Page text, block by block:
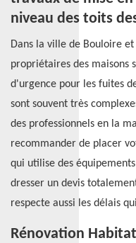
niveau des toits
Dans la ville de Bouloire
propriétaires des maisons
d'urgence pour les fuites
sont souvent très
des professionnels en la
recommander de placer
qui utilise des
dresser un devis
respecte aussi les délais
Rénovation